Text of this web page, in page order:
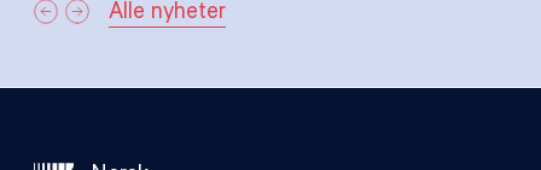
Alle nyheter